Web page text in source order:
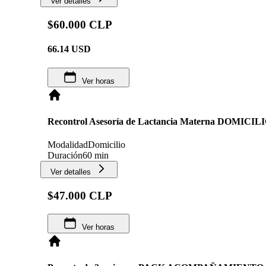
$60.000 CLP
66.14 USD
Ver horas
Recontrol Asesoría de Lactancia Materna
ModalidadDomicilio
Duración60 min
Ver detalles
$47.000 CLP
Ver horas